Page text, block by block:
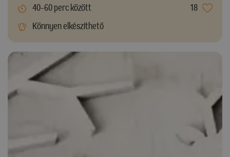
40-60 perc között
18
Könnyen elkészíthető